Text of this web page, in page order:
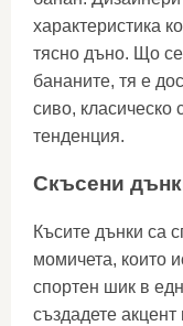
характеристика
тясно дъно. Що
бананите, тя е
сиво, класическо
тенденция.
Скъсени
Късите дънки са
момичета, които
спортен шик в
създадете